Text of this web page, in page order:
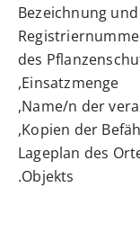
Bezeichnung
des
Einsatzmenge,
Name/n der
Kopien der
Lageplan des
Objekts.